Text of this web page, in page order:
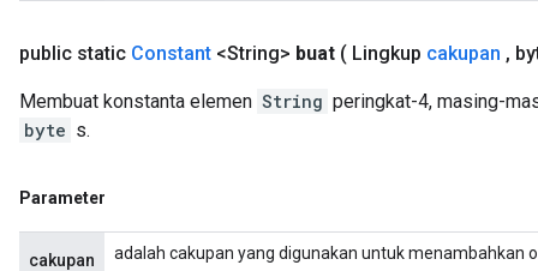
public static Constant <String> buat ( Lingkup cakupan ,
Membuat konstanta elemen String peringkat-4, masing-
byte s.
Parameter
cakupan adalah cakupan yang digunakan untuk menambahkan